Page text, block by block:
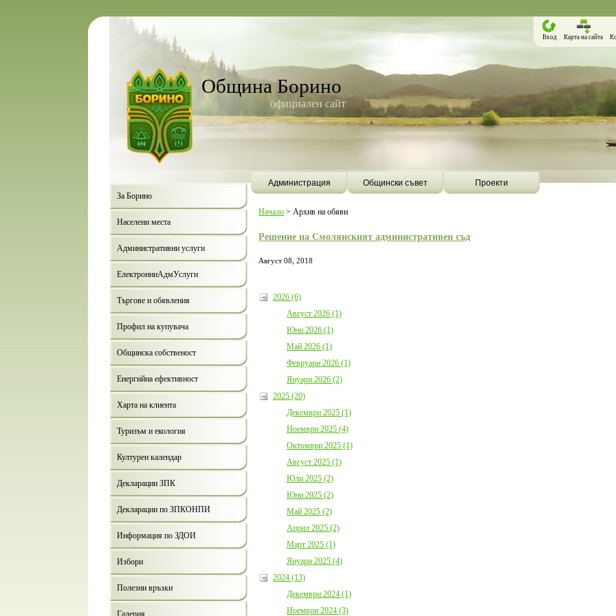
Община Борино
официален сайт
Вход Карта на сайта
Администрация Общински съвет
Проекти
За Борино
Населени места
Административни услуги
ЕлектронниАдмУслуги
Търгове и обявления
Профил на купувача
Общинска собственост
Енергийна ефективност
Харта на клиента
Туризъм и екология
Културен календар
Декларации ЗПК
Декларации по ЗПКОНПИ
Информация по ЗДОИ
Избори
Полезни връзки
Галерия
Начало > Архив на обяви
Решение на Смолянският административен съд
Август 08, 2018
2026 (6)
Август 2026 (1)
Юни 2026 (1)
Май 2026 (1)
Февруари 2026 (1)
Януари 2026 (2)
2025 (20)
Декември 2025 (1)
Ноември 2025 (4)
Октомври 2025 (1)
Август 2025 (1)
Юли 2025 (2)
Юни 2025 (2)
Май 2025 (2)
Април 2025 (2)
Март 2025 (1)
Януари 2025 (4)
2024 (13)
Декември 2024 (1)
Ноември 2024 (3)